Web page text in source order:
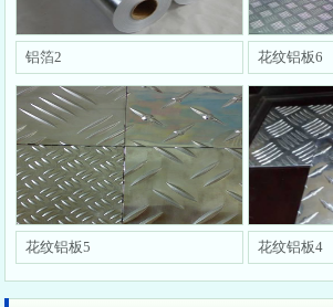
铝箔2 花纹铝板6
花纹铝板5 花纹铝板4